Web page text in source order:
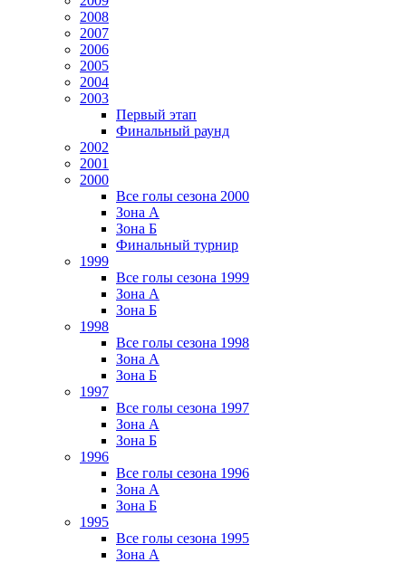
2008
2007
2006
2005
2004
2003
Первый этап
Финальный раунд
2002
2001
2000
Все голы сезона 2000
Зона А
Зона Б
Финальный турнир
1999
Все голы сезона 1999
Зона А
Зона Б
1998
Все голы сезона 1998
Зона А
Зона Б
1997
Все голы сезона 1997
Зона А
Зона Б
1996
Все голы сезона 1996
Зона А
Зона Б
1995
Все голы сезона 1995
Зона А